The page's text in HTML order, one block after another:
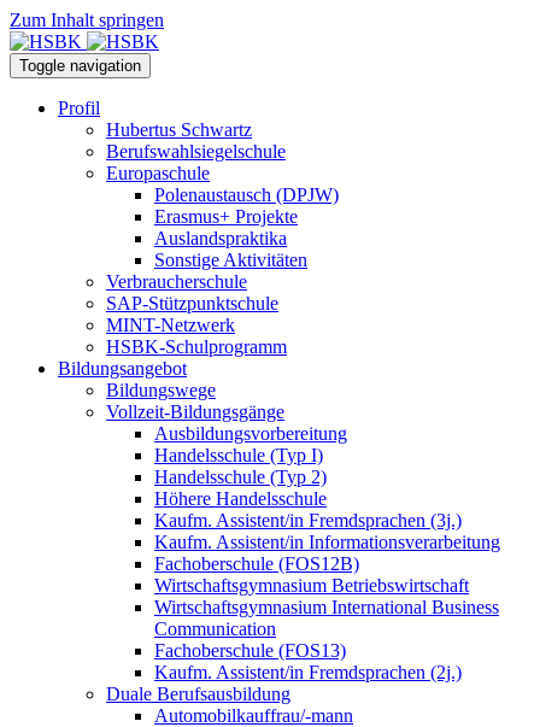
Zum Inhalt springen
Toggle navigation
Profil
Hubertus Schwartz
Berufswahlsiegelschule
Europaschule
Polenaustausch (DPJW)
Erasmus+ Projekte
Auslandspraktika
Sonstige Aktivitäten
Verbraucherschule
SAP-Stützpunktschule
MINT-Netzwerk
HSBK-Schulprogramm
Bildungsangebot
Bildungswege
Vollzeit-Bildungsgänge
Ausbildungsvorbereitung
Handelsschule (Typ I)
Handelsschule (Typ 2)
Höhere Handelsschule
Kaufm. Assistent/in­ Fremdsprachen (3j.)
Kaufm. Assistent/in Informationsverarbeitung
Fachoberschule (FOS12B)
Wirtschaftsgymnasium Betriebswirtschaft
Wirtschaftsgymnasium International Business
Communication
Fachoberschule (FOS13)
Kaufm. Assistent/in Fremdsprachen (2j.)
Duale Berufsausbildung
Automobilkauffrau/-mann